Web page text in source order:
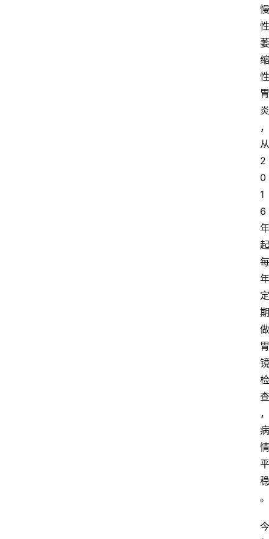
慢
性
萎
缩
性
胃
炎
，
从
2
0
1
6
年
起
每
年
定
期
做
胃
镜
检
查
，
病
情
平
稳
。
今